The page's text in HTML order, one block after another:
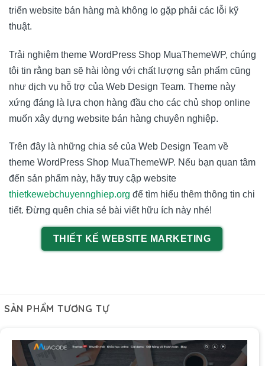
triển website bán hàng mà không lo gặp phải các lỗi kỹ
thuật.
Trải nghiệm theme WordPress Shop MuaThemeWP, chúng
tôi tin rằng bạn sẽ hài lòng với chất lượng sản phẩm cũng
như dịch vụ hỗ trợ của Web Design Team. Theme này
xứng đáng là lựa chọn hàng đầu cho các chủ shop online
muốn xây dựng website bán hàng chuyên nghiệp.
Trên đây là những chia sẻ của Web Design Team về
theme WordPress Shop MuaThemeWP. Nếu bạn quan tâm
đến sản phẩm này, hãy truy cập website
thietkewebchuyennghiep.org để tìm hiểu thêm thông tin chi
tiết. Đừng quên chia sẻ bài viết hữu ích này nhé!
THIẾT KẾ WEBSITE MARKETING
SẢN PHẨM TƯƠNG TỰ